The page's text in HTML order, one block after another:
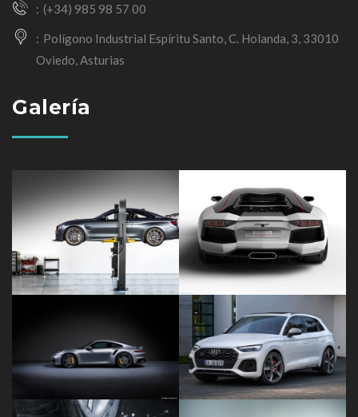
(+34) 985 98 57 00
Polígono Industrial Espíritu Santo, C. Holanda, 3, 33010
Oviedo, Asturias
Galería